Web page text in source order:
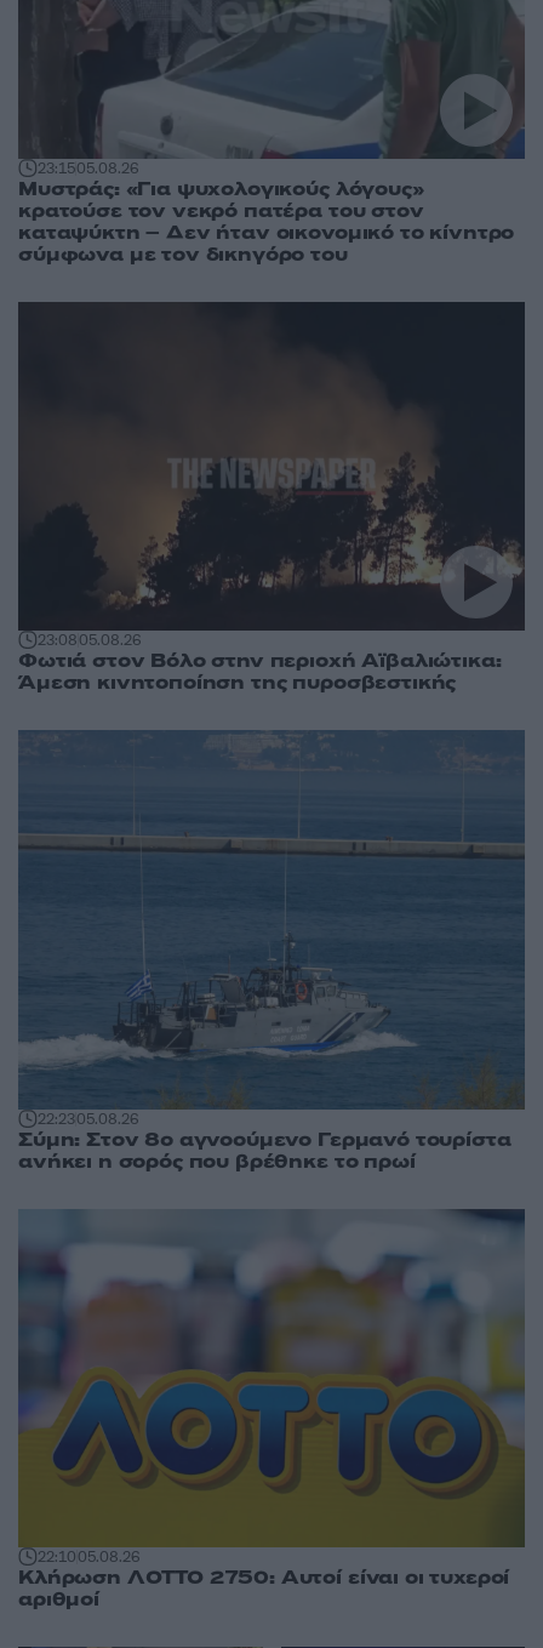
23:1505.08.26
Μυστράς: «Για ψυχολογικούς λόγους»
κρατούσε τον νεκρό πατέρα του στον
καταψύκτη – Δεν ήταν οικονομικό το κίνητρο
σύμφωνα με τον δικηγόρο του
23:0805.08.26
Φωτιά στον Βόλο στην περιοχή Αϊβαλιώτικα:
Άμεση κινητοποίηση της πυροσβεστικής
22:2305.08.26
Σύμη: Στον 8ο αγνοούμενο Γερμανό τουρίστα
ανήκει η σορός που βρέθηκε το πρωί
22:1005.08.26
Κλήρωση ΛΟΤΤΟ 2750: Αυτοί είναι οι τυχεροί
αριθμοί